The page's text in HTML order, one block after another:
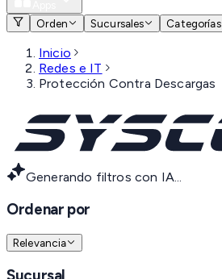
Orden
Sucursales Categorías
Inicio
Redes e IT
Protección Contra Descargas
Generando filtros con IA...
Ordenar por
Relevancia